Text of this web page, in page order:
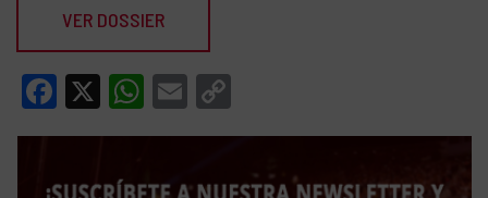
VER DOSSIER
Facebook
X WhatsApp
Email
Copy
Link